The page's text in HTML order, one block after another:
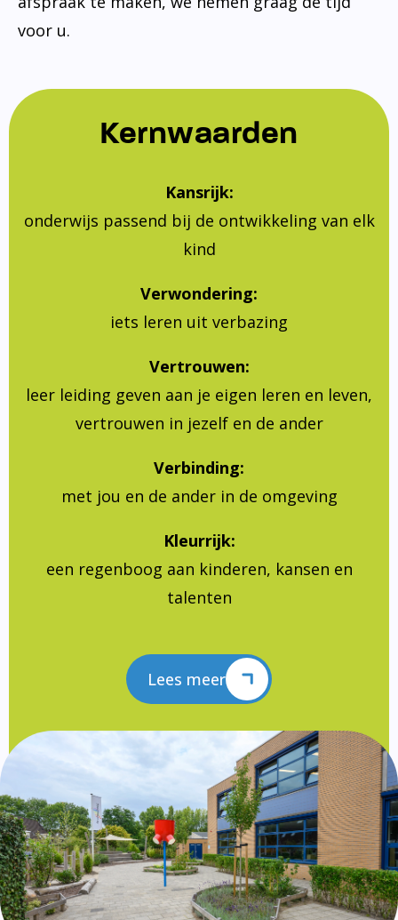
voor u.
Kernwaarden
Kansrijk:
onderwijs passend bij de ontwikkeling van elk
kind
Verwondering:
iets leren uit verbazing
Vertrouwen:
leer leiding geven aan je eigen leren en leven,
vertrouwen in jezelf en de ander
Verbinding:
met jou en de ander in de omgeving
Kleurrijk:
een regenboog aan kinderen, kansen en
talenten
Lees meer